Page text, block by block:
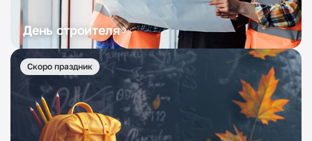
День строителя
Скоро праздник